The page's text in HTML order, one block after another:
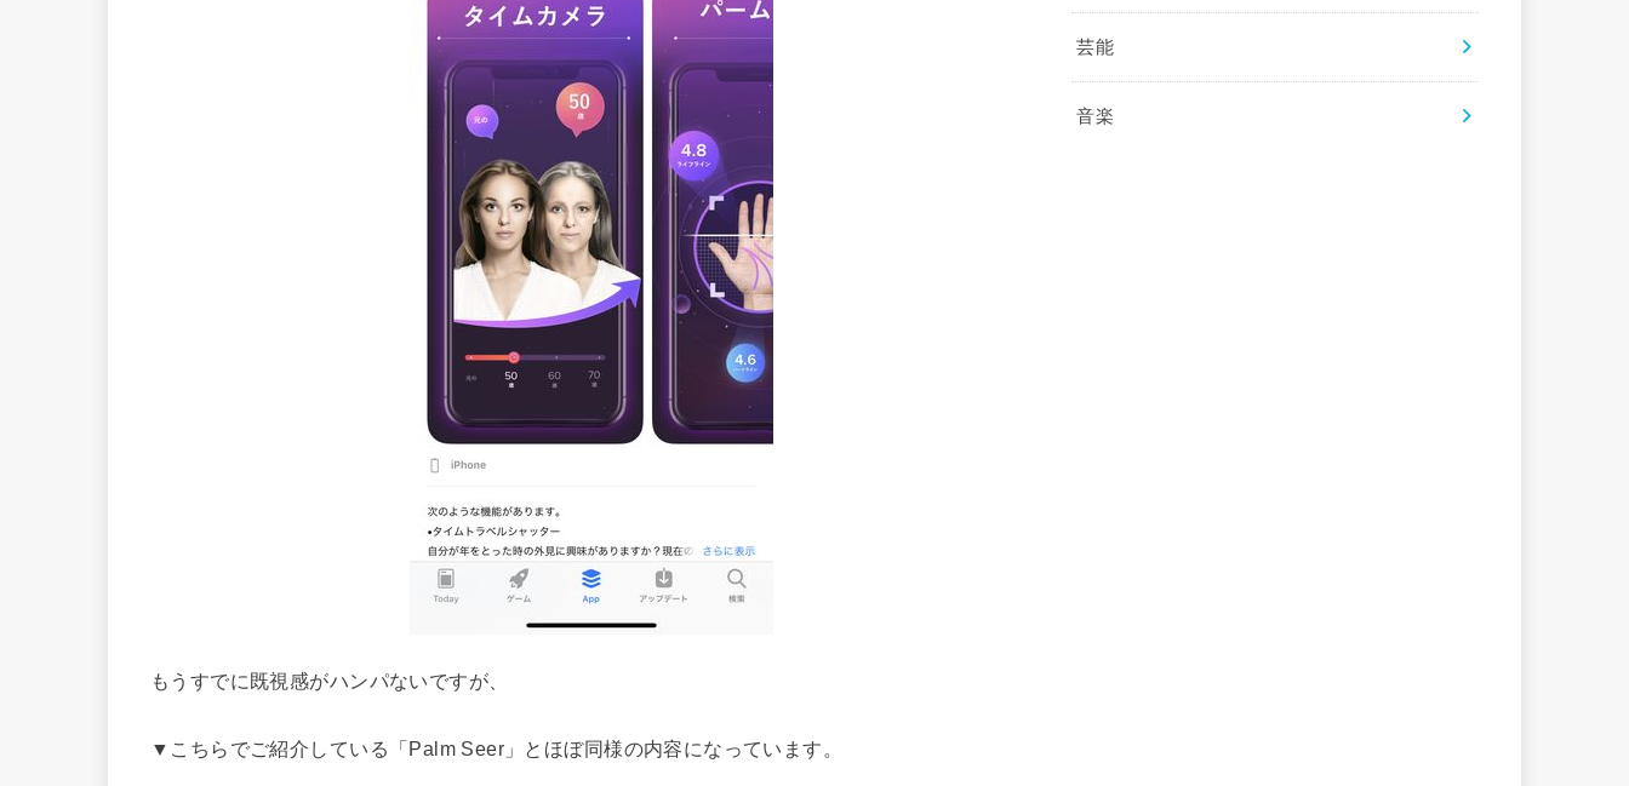
もうすでに既視感がハンパないですが、
▼こちらでご紹介している「Palm Seer」とほぼ同様の内容になっています。
芸能
音楽